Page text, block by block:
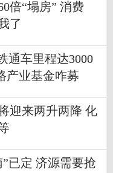
倍“塌房” 消费
了
通车里程达3000
产业基金咋募
迎来两升两降 化
已定 济源需要抢